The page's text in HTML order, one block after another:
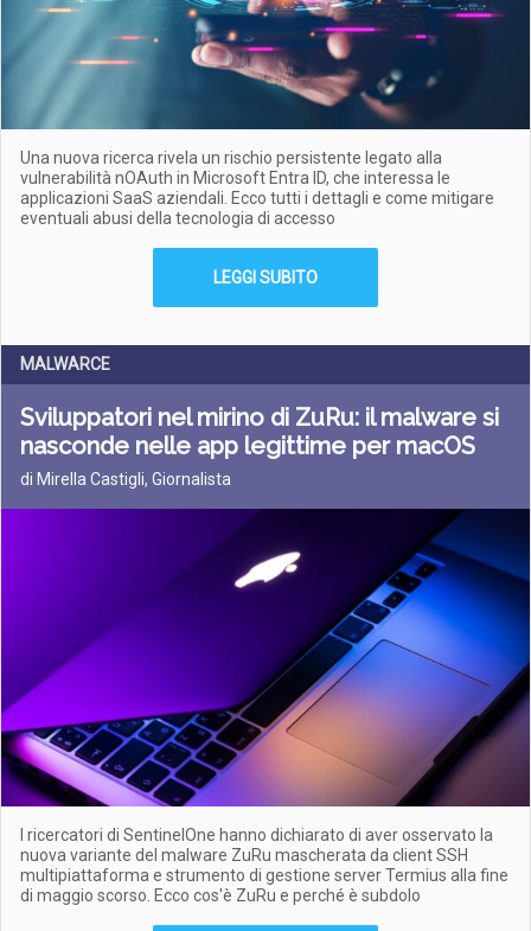
Una nuova ricerca rivela un rischio persistente legato alla
vulnerabilità nOAuth in Microsoft Entra ID, che interessa le
applicazioni SaaS aziendali. Ecco tutti i dettagli e come mitigare
eventuali abusi della tecnologia di accesso
LEGGI SUBITO
MALWARCE
Sviluppatori nel mirino di ZuRu: il malware si
nasconde nelle app legittime per macOS
di Mirella Castigli, Giornalista
I ricercatori di SentinelOne hanno dichiarato di aver osservato la
nuova variante del malware ZuRu mascherata da client SSH
multipiattaforma e strumento di gestione server Termius alla fine
di maggio scorso. Ecco cos'è ZuRu e perché è subdolo